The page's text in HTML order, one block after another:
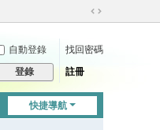
切
到
自動登錄
找回密碼
登錄 註冊
快捷導航